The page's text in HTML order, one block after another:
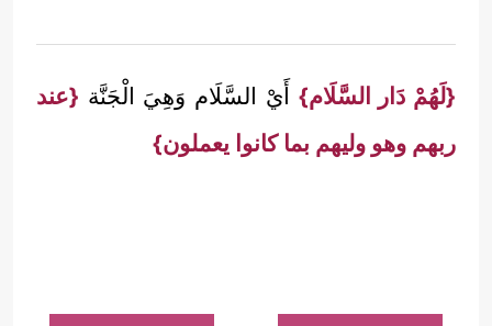
{لَهُمْ دَار السَّلَام} أَيْ السَّلَام وَهِيَ الْجَنَّة {عند
ربهم وهو وليهم بما كانوا يعملون}